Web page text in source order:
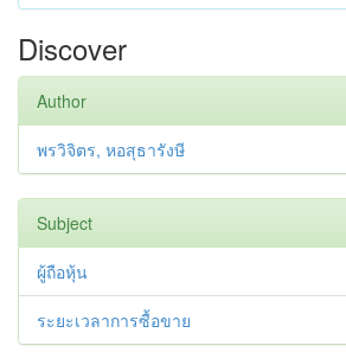
Discover
Author
พรวิจิตร, หอสุธารังษี
Subject
ผู้ถือหุ้น
ระยะเวลาการซื้อขาย